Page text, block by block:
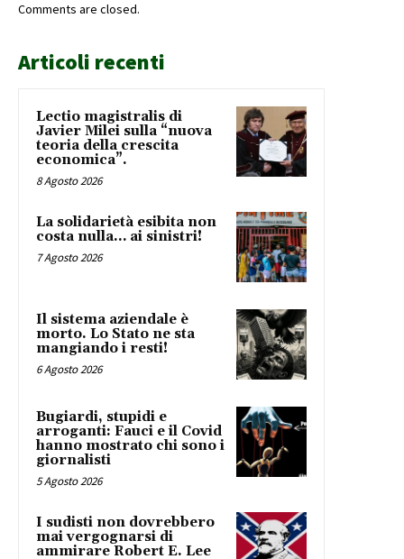
Comments are closed.
Articoli recenti
Lectio magistralis di
Javier Milei sulla “nuova
teoria della crescita
economica”.
8 Agosto 2026
La solidarietà esibita non
costa nulla… ai sinistri!
7 Agosto 2026
Il sistema aziendale è
morto. Lo Stato ne sta
mangiando i resti!
6 Agosto 2026
Bugiardi, stupidi e
arroganti: Fauci e il Covid
hanno mostrato chi sono i
giornalisti
5 Agosto 2026
I sudisti non dovrebbero
mai vergognarsi di
ammirare Robert E. Lee